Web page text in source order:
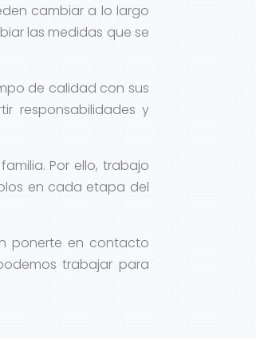
cambiar a lo largo
las medidas que se
de calidad con sus
responsabilidades y
Por ello, trabajo
en cada etapa del
ponerte en contacto
trabajar para